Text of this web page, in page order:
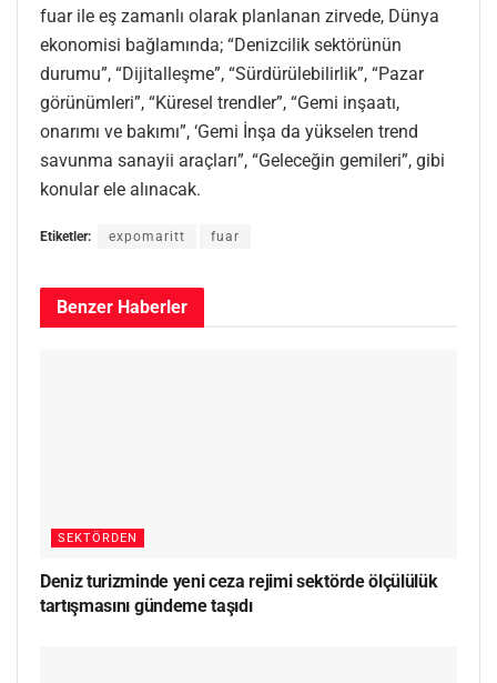
fuar ile eş zamanlı olarak planlanan zirvede, Dünya
ekonomisi bağlamında; “Denizcilik sektörünün
durumu”, “Dijitalleşme”, “Sürdürülebilirlik”, “Pazar
görünümleri”, “Küresel trendler”, “Gemi inşaatı,
onarımı ve bakımı”, ‘Gemi İnşa da yükselen trend
savunma sanayii araçları”, “Geleceğin gemileri”, gibi
konular ele alınacak.
Etiketler: expomaritt fuar
Benzer Haberler
SEKTÖRDEN
Deniz turizminde yeni ceza rejimi sektörde ölçülülük
tartışmasını gündeme taşıdı